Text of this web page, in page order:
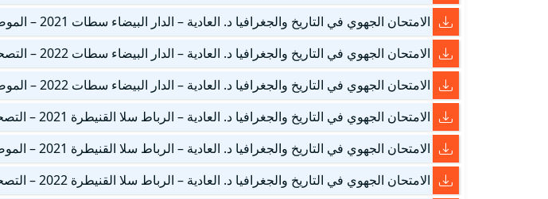
الامتحان الجهوي في التاريخ والجغرافيا د. العادية – الدار البيضاء سطات 2021 – الموضوع
الامتحان الجهوي في التاريخ والجغرافيا د. العادية – الدار البيضاء سطات 2022 – التصحيح
الامتحان الجهوي في التاريخ والجغرافيا د. العادية – الدار البيضاء سطات 2022 – الموضوع
الامتحان الجهوي في التاريخ والجغرافيا د. العادية – الرباط سلا القنيطرة 2021 – التصحيح
الامتحان الجهوي في التاريخ والجغرافيا د. العادية – الرباط سلا القنيطرة 2021 – الموضوع
الامتحان الجهوي في التاريخ والجغرافيا د. العادية – الرباط سلا القنيطرة 2022 – التصحيح